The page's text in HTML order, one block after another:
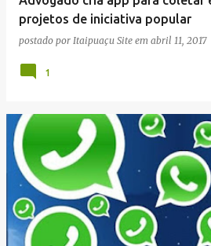
projetos de iniciativa popular
postado por Itaipuaçu Site em abril 11, 2017
1